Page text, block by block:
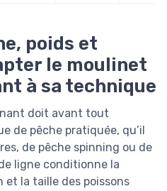
poids et
le moulinet
à sa technique
doit avant tout
de pêche pratiquée, qu’il
de pêche spinning ou de
ligne conditionne la
et la taille des poissons